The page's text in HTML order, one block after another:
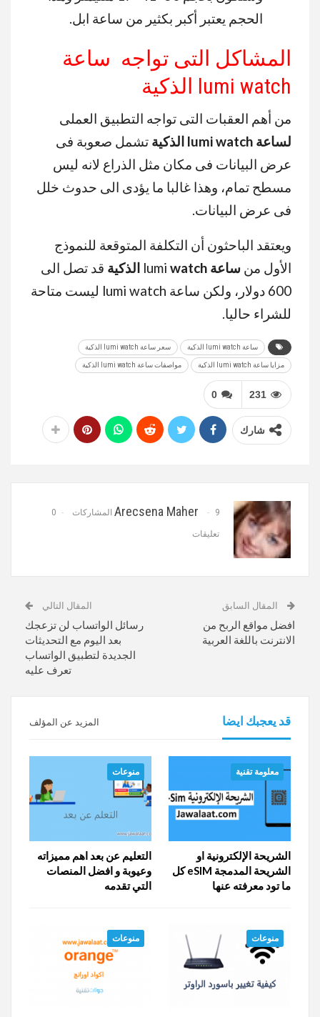
الحجم يعتبر أكبر بكثير من ساعة ابل.
المشاكل التى تواجه ساعة
lumi watch الذكية
من أهم العقبات التى تواجه التطبيق العملى
لساعة lumi watch الذكية تشمل صعوبة فى
عرض البيانات فى مكان مثل الذراع لانه ليس
مسطح تمام، وهذا غالبا ما يؤدى الى حدوث خلل
فى عرض البيانات.
ويعتقد الباحثون أن التكلفة المتوقعة للنموذج
الأول من ساعة lumi watch الذكية
قد تصل الى
600 دولار، ولكن ساعة lumi watch ليست متاحة
للشراء حاليا.
ساعة lumi watch الذكية سعر ساعة lumi watch الذكية
مزايا ساعة lumi watch الذكية مواصفات ساعة lumi watch الذكية
0 231
شارك
Arecsena Maher 9 المشاركات 0
تعليقات
المقال السابق
افضل مواقع الربح من
الانترنت باللغة العربية
المقال التالي
رسائل الواتساب لن تزعجك
بعد اليوم مع التحديثات
الجديدة لتطبيق الواتساب
تعرف عليه
قد يعجبك ايضا المزيد عن المؤلف
معلومة تقنية
الشريحة الإلكترونية او
الشريحة المدمجة eSIM كل
ما تود معرفته عنها
منوعات
التعليم عن بعد اهم مميزاته
وعيوبة و افضل المنصات
التي تقدمه
منوعات منوعات